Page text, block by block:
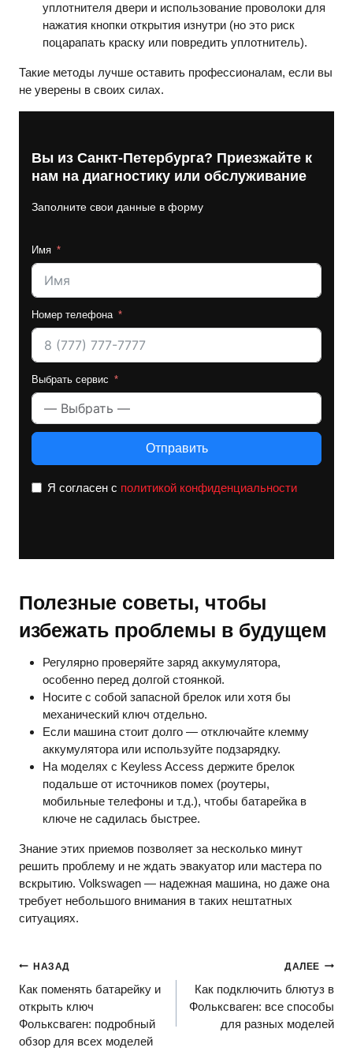
уплотнителя двери и использование проволоки для
нажатия кнопки открытия изнутри (но это риск
поцарапать краску или повредить уплотнитель).
Такие методы лучше оставить профессионалам, если вы
не уверены в своих силах.
Вы из Санкт-Петербурга? Приезжайте к
нам на диагностику или обслуживание
Заполните свои данные в форму
Имя
Номер телефона
Выбрать сервис
Отправить
Я согласен с политикой конфиденциальности
Полезные советы, чтобы
избежать проблемы в будущем
Регулярно проверяйте заряд аккумулятора,
особенно перед долгой стоянкой.
Носите с собой запасной брелок или хотя бы
механический ключ отдельно.
Если машина стоит долго — отключайте клемму
аккумулятора или используйте подзарядку.
На моделях с Keyless Access держите брелок
подальше от источников помех (роутеры,
мобильные телефоны и т.д.), чтобы батарейка в
ключе не садилась быстрее.
Знание этих приемов позволяет за несколько минут
решить проблему и не ждать эвакуатор или мастера по
вскрытию. Volkswagen — надежная машина, но даже она
требует небольшого внимания в таких нештатных
ситуациях.
Навигация
по
записям
НАЗАД
Как поменять батарейку и
открыть ключ
Фольксваген: подробный
обзор для всех моделей
ДАЛЕЕ
Как подключить блютуз в
Фольксваген: все способы
для разных моделей